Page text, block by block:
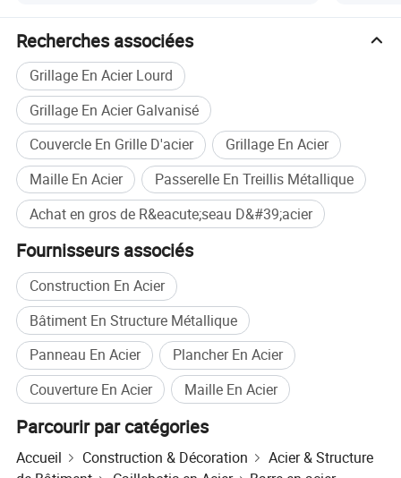
Emballage et expédition
Profil de l'entreprise
Recherches associées
Grillage En Acier Lourd
Grillage En Acier Galvanisé
Couvercle En Grille D'acier
Grillage En Acier
Maille En Acier
Passerelle En Treillis Métallique
Achat en gros de R&eacute;seau D&#39;acier
Fournisseurs associés
Construction En Acier
Bâtiment En Structure Métallique
Panneau En Acier
Plancher En Acier
Couverture En Acier
Maille En Acier
Parcourir par catégories
Accueil Construction & Décoration
Acier & Structure